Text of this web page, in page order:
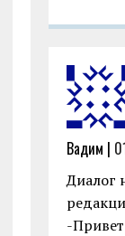
Вадим |
Диалог
-